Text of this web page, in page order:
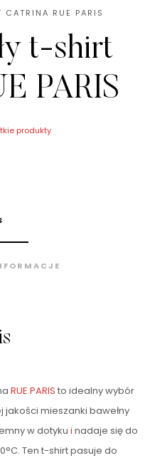
RUE PARIS
t-shirt
PARIS
produkty
RUE PARIS to idealny wybór
jakości mieszanki bawełny
w dotyku i nadaje się do
Ten t-shirt pasuje do